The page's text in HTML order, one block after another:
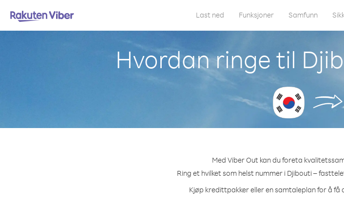
Last ned Funksjoner Samfunn
Hvordan ringe til
Med Viber Out kan du foreta
Ring et hvilket som helst nummer i Djibouti –
Kjøp kredittpakker eller en samtaleplan for å